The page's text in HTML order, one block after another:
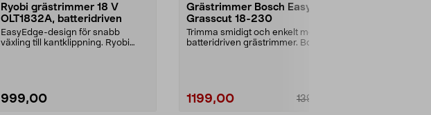
Ryobi grästrimmer 18 V
OLT1832A, batteridriven
EasyEdge-design för snabb
växling till kantklippning. Ryobi
999,00
Grästrimmer Bosch Easy
Grasscut 18-230
Trimma smidigt och enkelt med en
batteridriven grästrimmer. Bosch
1199,00 1399,00